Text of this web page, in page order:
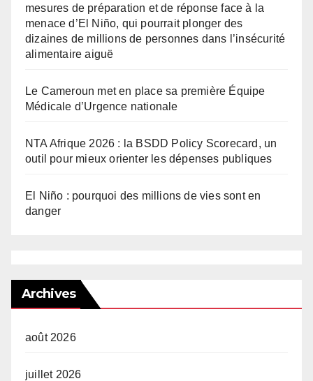
mesures de préparation et de réponse face à la
menace d’El Niño, qui pourrait plonger des
dizaines de millions de personnes dans l’insécurité
alimentaire aiguë
Le Cameroun met en place sa première Équipe
Médicale d’Urgence nationale
NTA Afrique 2026 : la BSDD Policy Scorecard, un
outil pour mieux orienter les dépenses publiques
El Niño : pourquoi des millions de vies sont en
danger
Archives
août 2026
juillet 2026